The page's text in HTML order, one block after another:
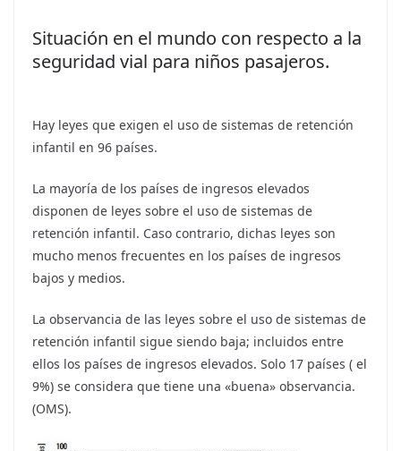
Situación en el mundo con respecto a la
seguridad vial para niños pasajeros.
Hay leyes que exigen el uso de sistemas de retención
infantil en 96 países.
La mayoría de los países de ingresos elevados
disponen de leyes sobre el uso de sistemas de
retención infantil. Caso contrario, dichas leyes son
mucho menos frecuentes en los países de ingresos
bajos y medios.
La observancia de las leyes sobre el uso de sistemas de
retención infantil sigue siendo baja; incluidos entre
ellos los países de ingresos elevados. Solo 17 países ( el
9%) se considera que tiene una «buena» observancia.
(OMS).